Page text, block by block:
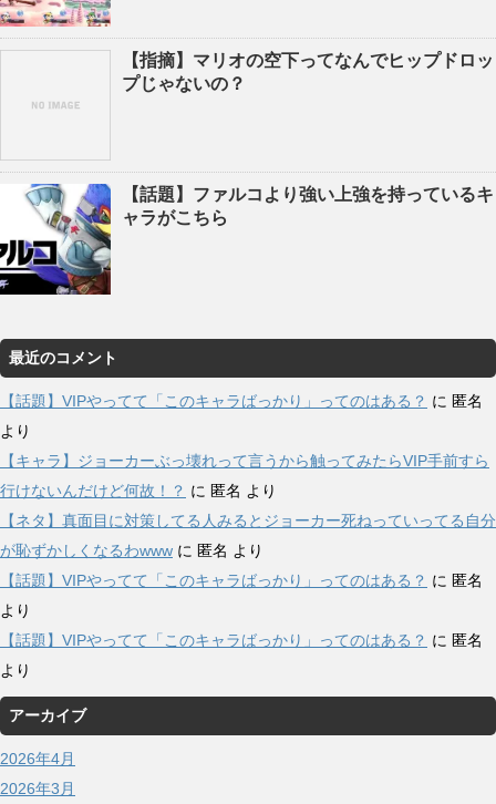
【指摘】マリオの空下ってなんでヒップドロッ
プじゃないの？
【話題】ファルコより強い上強を持っているキ
ャラがこちら
最近のコメント
【話題】VIPやってて「このキャラばっかり」ってのはある？ に 匿名
より
【キャラ】ジョーカーぶっ壊れって言うから触ってみたらVIP手前すら
行けないんだけど何故！？ に 匿名 より
【ネタ】真面目に対策してる人みるとジョーカー死ねっていってる自分
が恥ずかしくなるわwww に 匿名 より
【話題】VIPやってて「このキャラばっかり」ってのはある？ に 匿名
より
【話題】VIPやってて「このキャラばっかり」ってのはある？ に 匿名
より
アーカイブ
2026年4月
2026年3月